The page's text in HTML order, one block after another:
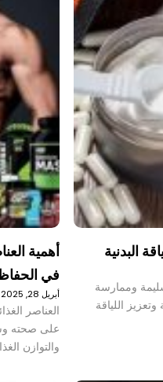
البدنية
وممارسة
اللياقة
أهمية
في الحفاظ
أبريل 28, 2025
العناصر
على صحته
والتوازن